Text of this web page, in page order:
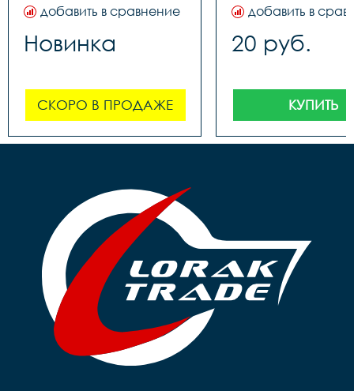
добавить в сравнение
Новинка
СКОРО В ПРОДАЖЕ
добавить в
20 руб.
КУПИТЬ